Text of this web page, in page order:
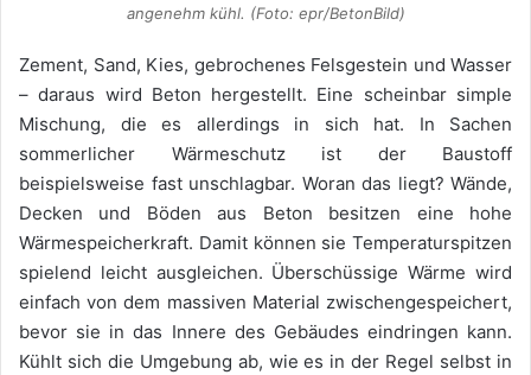
angenehm kühl. (Foto: epr/BetonBild)
Zement, Sand, Kies, gebrochenes Felsgestein und Wasser
– daraus wird Beton hergestellt. Eine scheinbar simple
Mischung, die es allerdings in sich hat. In Sachen
sommerlicher Wärmeschutz ist der Baustoff
beispielsweise fast unschlagbar. Woran das liegt? Wände,
Decken und Böden aus Beton besitzen eine hohe
Wärmespeicherkraft. Damit können sie Temperaturspitzen
spielend leicht ausgleichen. Überschüssige Wärme wird
einfach von dem massiven Material zwischengespeichert,
bevor sie in das Innere des Gebäudes eindringen kann.
Kühlt sich die Umgebung ab, wie es in der Regel selbst in